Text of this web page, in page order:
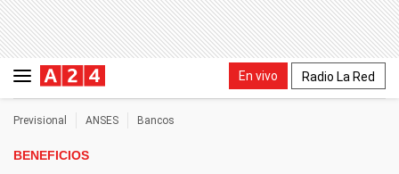
En vivo Radio La Red
Previsional ANSES Bancos
BENEFICIOS